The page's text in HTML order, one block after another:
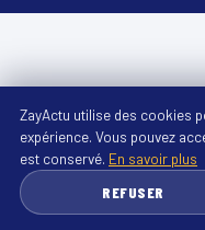
ZayActu utilise des cookies
expérience. Vous pouvez
est conservé. En savoir plus
REFUSER